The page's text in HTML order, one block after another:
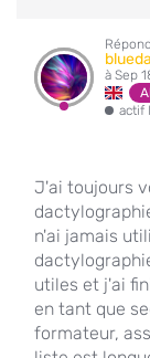
à Sep
actif
J'ai toujours
n'ai jamais
utiles et j'ai
en tant que
formateur,